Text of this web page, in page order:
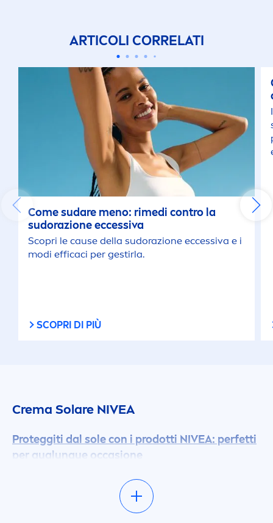
ARTICOLI CORRELATI
Come sudare meno: rimedi contro la
sudorazione eccessiva
Scopri le cause della sudorazione eccessiva e i
modi efficaci per gestirla.
SCOPRI DI PIÙ
Crema Solare NIVEA
Proteggiti dal sole con i prodotti NIVEA: perfetti
per qualunque occasione
Il sole è lì per essere goduto, e con la linea di
, puoi godertelo in
tranquillità! Ma non offriamo solo protezioni